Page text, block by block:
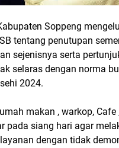
Soppeng
tentang penutupan
sejenisnya serta
selaras dengan norma
2024.
makan , warkop,
pada siang hari agar
dengan tidak